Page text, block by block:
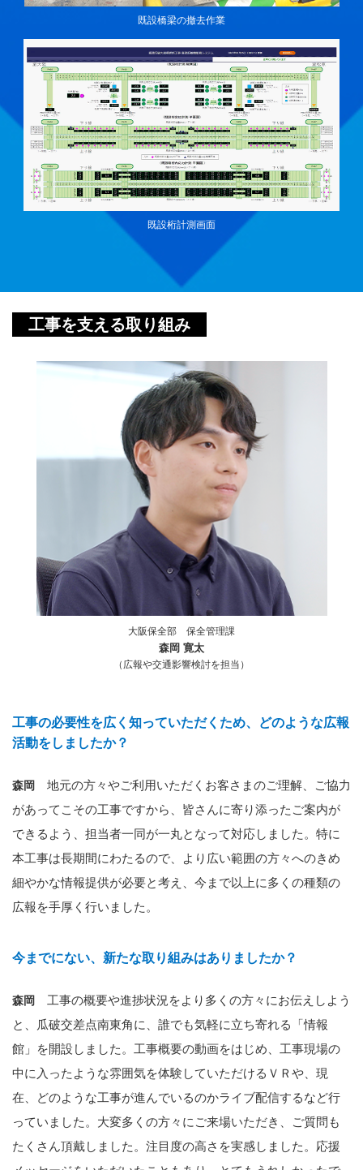
既設橋梁の撤去作業
既設桁計測画面
工事を支える取り組み
大阪保全部 保全管理課
森岡 寛太
（広報や交通影響検討を担当）
工事の必要性を広く知っていただくため、どのような広報
活動をしましたか？
森岡
地元の方々やご利用いただくお客さまのご理解、ご協力
があってこその工事ですから、皆さんに寄り添ったご案内が
できるよう、担当者一同が一丸となって対応しました。特に
本工事は長期間にわたるので、より広い範囲の方々へのきめ
細やかな情報提供が必要と考え、今まで以上に多くの種類の
広報を手厚く行いました。
今までにない、新たな取り組みはありましたか？
森岡
工事の概要や進捗状況をより多くの方々にお伝えしよう
と、瓜破交差点南東角に、誰でも気軽に立ち寄れる「情報
館」を開設しました。工事概要の動画をはじめ、工事現場の
中に入ったような雰囲気を体験していただけるＶＲや、現
在、どのような工事が進んでいるのかライブ配信するなど行
っていました。大変多くの方々にご来場いただき、ご質問も
たくさん頂戴しました。注目度の高さを実感しました。応援